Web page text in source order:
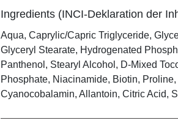
Ingredients (INCI-Deklaration der
Aqua, Caprylic/Capric Triglyceride,
Glyceryl Stearate, Hydrogenated
Panthenol, Stearyl Alcohol, D-Mixed
Phosphate, Niacinamide, Biotin,
Cyanocobalamin, Allantoin, Citric Acid,